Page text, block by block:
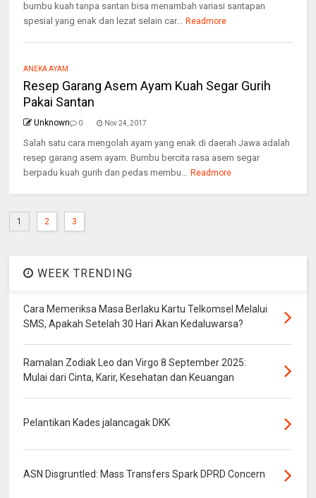
bumbu kuah tanpa santan bisa menambah variasi santapan
spesial yang enak dan lezat selain car... Readmore
ANEKA AYAM
Resep Garang Asem Ayam Kuah Segar Gurih
Pakai Santan
Unknown 0 Nov 24, 2017
Salah satu cara mengolah ayam yang enak di daerah Jawa adalah
resep garang asem ayam. Bumbu bercita rasa asem segar
berpadu kuah gurih dan pedas membu... Readmore
1 2 3
WEEK TRENDING
Cara Memeriksa Masa Berlaku Kartu Telkomsel Melalui
SMS, Apakah Setelah 30 Hari Akan Kedaluwarsa?
Ramalan Zodiak Leo dan Virgo 8 September 2025:
Mulai dari Cinta, Karir, Kesehatan dan Keuangan
Pelantikan Kades jalancagak DKK
ASN Disgruntled: Mass Transfers Spark DPRD Concern